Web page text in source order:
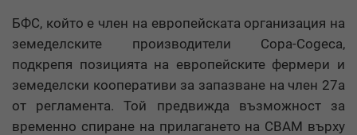
БФС, който е член на европейската организация на
земеделските производители Copa-Cogeca,
подкрепя позицията на европейските фермери и
земеделски кооперативи за запазване на член 27а
от регламента. Той предвижда възможност за
временно спиране на прилагането на CBAM върху